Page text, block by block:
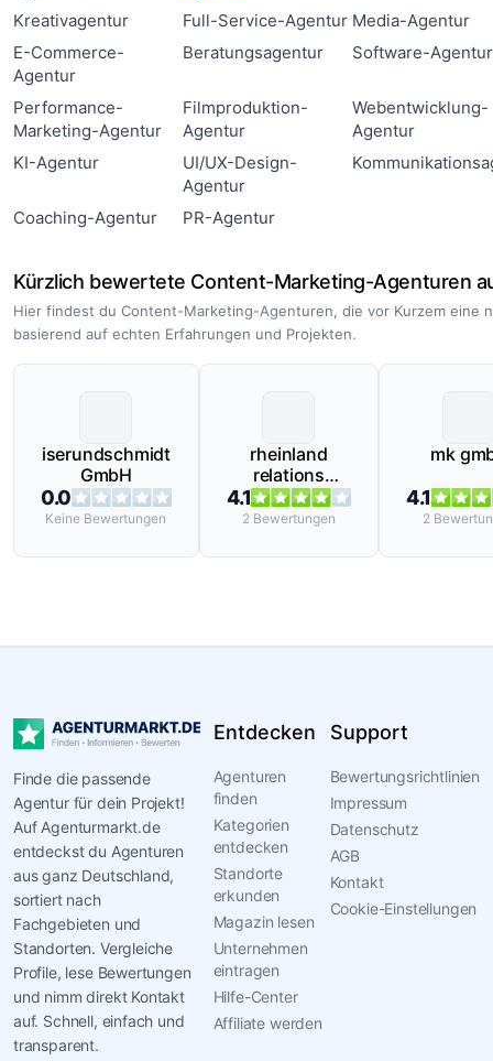
Kreativagentur Full-Service-Agentur Media-Agentur
E-Commerce-
Agentur
Beratungsagentur Software-Agentur
Performance-
Marketing-Agentur
Filmproduktion-
Agentur
Webentwicklung-
Agentur
KI-Agentur
UI/UX-Design-
Agentur
Coaching-Agentur PR-Agentur
Kürzlich bewertete Content-Marketing-Agenturen
Hier findest du Content-Marketing-Agenturen, die vor Kurzem eine
basierend auf echten Erfahrungen und Projekten.
iserundschmidt
GmbH
0.0
Keine Bewertungen
rheinland
relations
GmbH
4.1
2 Bewertungen
mk
4.1
2
Finde die passende
Agentur für dein Projekt!
Auf Agenturmarkt.de
entdeckst du Agenturen
aus ganz Deutschland,
sortiert nach
Fachgebieten und
Standorten. Vergleiche
Profile, lese Bewertungen
und nimm direkt Kontakt
auf. Schnell, einfach und
transparent.
Entdecken
Agenturen
finden
Kategorien
entdecken
Standorte
erkunden
Magazin lesen
Unternehmen
eintragen
Hilfe-Center
Affiliate werden
Support
Bewertungsrichtlinien
Impressum
Datenschutz
AGB
Kontakt
Cookie-Einstellungen